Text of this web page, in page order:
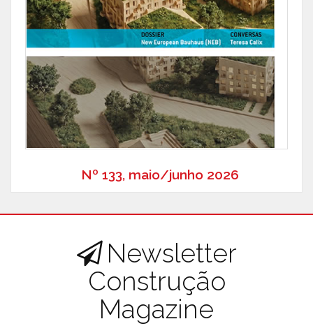
Nº 133, maio/junho 2026
Newsletter
Construção
Magazine